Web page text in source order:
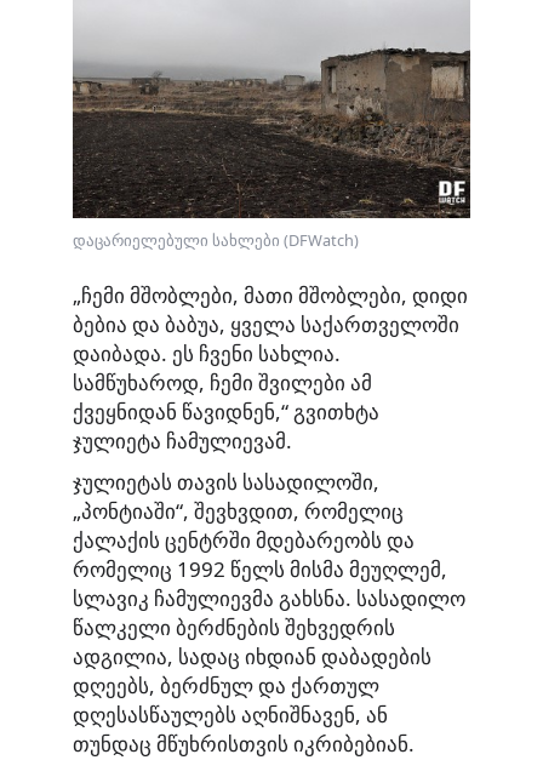
დაცარიელებული სახლები (DFWatch)
„ჩემი მშობლები, მათი მშობლები, დიდი
ბებია და ბაბუა, ყველა საქართველოში
დაიბადა. ეს ჩვენი სახლია.
სამწუხაროდ, ჩემი შვილები ამ
ქვეყნიდან წავიდნენ,“ გვითხტა
ჯულიეტა ჩამულიევამ.
ჯულიეტას თავის სასადილოში,
„პონტიაში“, შევხვდით, რომელიც
ქალაქის ცენტრში მდებარეობს და
რომელიც 1992 წელს მისმა მეუღლემ,
სლავიკ ჩამულიევმა გახსნა. სასადილო
წალკელი ბერძნების შეხვედრის
ადგილია, სადაც იხდიან დაბადების
დღეებს, ბერძნულ და ქართულ
დღესასწაულებს აღნიშნავენ, ან
თუნდაც მწუხრისთვის იკრიბებიან.